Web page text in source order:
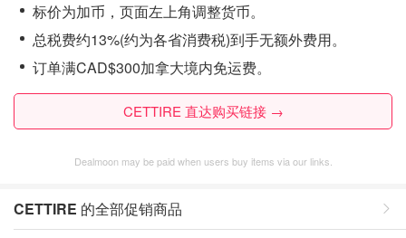
标价为加币，页面左上角调整货币。
总税费约13%(约为各省消费税)到手无额外费用。
订单满CAD$300加拿大境内免运费。
CETTIRE 直达购买链接 →
Dealmoon may be paid when users buy items via our links.
CETTIRE 的全部促销商品